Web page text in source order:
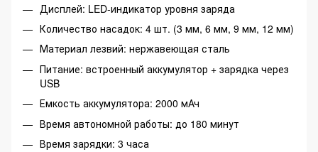
Дисплей: LED-индикатор уровня заряда
Количество насадок: 4 шт. (3 мм, 6 мм, 9 мм, 12 мм)
Материал лезвий: нержавеющая сталь
Питание: встроенный аккумулятор + зарядка через
USB
Емкость аккумулятора: 2000 мАч
Время автономной работы: до 180 минут
Время зарядки: 3 часа